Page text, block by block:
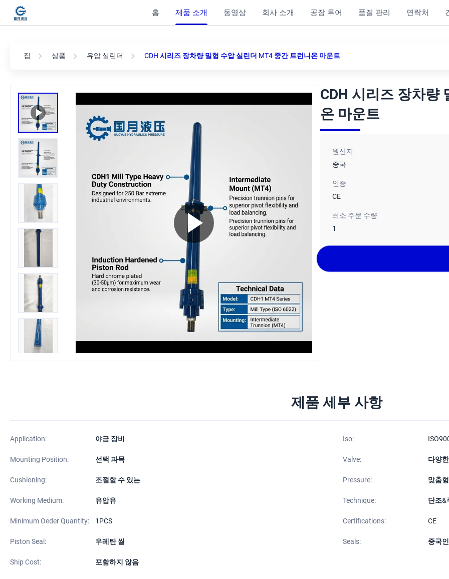
홈 제품 소개 동영상 회사 소개 공장 투어 품질 관리 연락처
집 상품 유압 실린더 CDH 시리즈 장차량 밀형 수압 실린더 MT4 중간 트런니온 마운트
CDH 시리즈 장차량
온 마운트
원산지
중국
인증
CE
최소 주문 수량
1
제품 세부 사항
Application: 야금 장비 Iso:
Mounting Position: 선택 과목 Valve: 다양
Cushioning: 조절할 수 있는 Pressure: 맞춤형
Working Medium: 유압유 Technique: 단조&
Minimum Oeder Quantity: 1PCS Certifications: CE
Piston Seal: 우레탄 씰 Seals: 중국인
Ship Cost: 포함하지 않음